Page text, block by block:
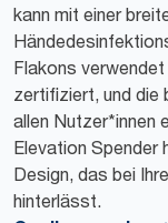
kann mit einer
Flakons
zertifiziert, und die
allen Nutzer*innen
Elevation Spender
Design, das bei
hinterlässt.